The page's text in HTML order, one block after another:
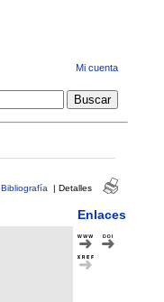
Mi cuenta
Bibliografía | Detalles
Enlaces